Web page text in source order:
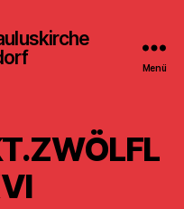
Menü